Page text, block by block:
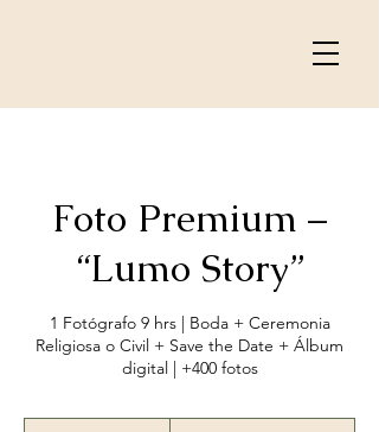
Foto Premium –
“Lumo Story”
1 Fotógrafo 9 hrs | Boda + Ceremonia
Religiosa o Civil + Save the Date + Álbum
digital | +400 fotos